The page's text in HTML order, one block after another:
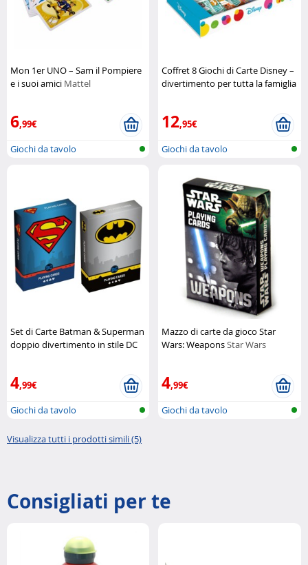
Mon 1er UNO – Sam il Pompiere
e i suoi amici Mattel
6,99€
Giochi da tavolo
Coffret 8 Giochi di Carte Disney –
divertimento per tutta la famiglia
12,95€
Giochi da tavolo
Set di Carte Batman & Superman
doppio divertimento in stile DC
4,99€
Giochi da tavolo
Mazzo di carte da gioco Star
Wars: WeaponsStar Wars
4,99€
Giochi da tavolo
Visualizza tutti i prodotti simili (5)
Consigliati per te